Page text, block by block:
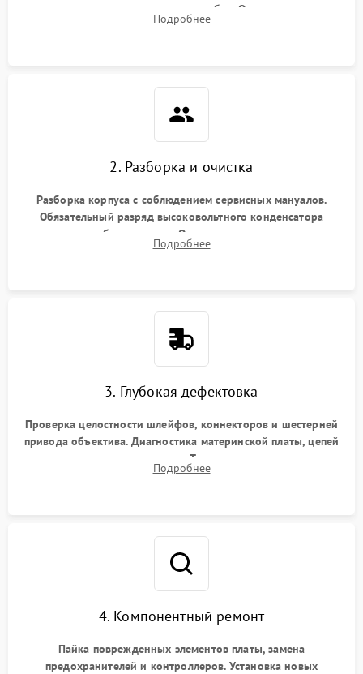
включение, считывание кодов ошибок. Оценка состояния
матрицы и затвора, проверка работы автофокуса и
Подробнее
2. Разборка и очистка
Разборка корпуса с соблюдением сервисных мануалов.
Обязательный разряд высоковольтного конденсатора
вспышки для безопасности. Очистка внутренних узлов от
пыли, песка и следов влаги с помощью спецсредств.
Подробнее
3. Глубокая дефектовка
Проверка целостности шлейфов, коннекторов и шестерней
привода объектива. Диагностика материнской платы, цепей
питания и картоприемника. Тестирование механизма
затвора и блока внутрикамерной стабилизации.
Подробнее
4. Компонентный ремонт
Пайка поврежденных элементов платы, замена
предохранителей и контроллеров. Установка новых